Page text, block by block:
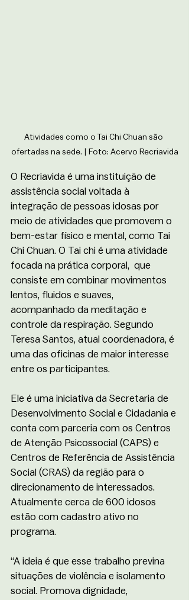
Atividades como o Tai Chi Chuan são
ofertadas na sede. | Foto: Acervo Recriavida
O Recriavida é uma instituição de
assistência social voltada à
integração de pessoas idosas por
meio de atividades que promovem o
bem-estar físico e mental, como Tai
Chi Chuan. O Tai chi é uma atividade
focada na prática corporal,  que
consiste em combinar movimentos
lentos, fluidos e suaves,
acompanhado da meditação e
controle da respiração. Segundo
Teresa Santos, atual coordenadora, é
uma das oficinas de maior interesse
entre os participantes.
Ele é uma iniciativa da Secretaria de
Desenvolvimento Social e Cidadania e
conta com parceria com os Centros
de Atenção Psicossocial (CAPS) e
Centros de Referência de Assistência
Social (CRAS) da região para o
direcionamento de interessados.
Atualmente cerca de 600 idosos
estão com cadastro ativo no
programa.
“A ideia é que esse trabalho previna
situações de violência e isolamento
social. Promova dignidade,